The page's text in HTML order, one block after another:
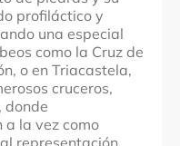
profiláctico y
una especial
como la Cruz de
o en Triacastela,
cruceros,
donde
a la vez como
representación